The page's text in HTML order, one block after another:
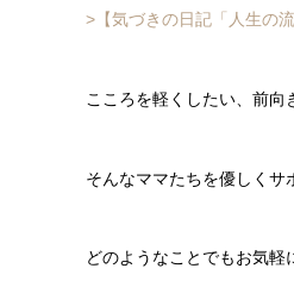
>【気づきの日記「人生の
こころを軽くしたい、前向
そんなママたちを優しくサ
どのようなことでもお気軽